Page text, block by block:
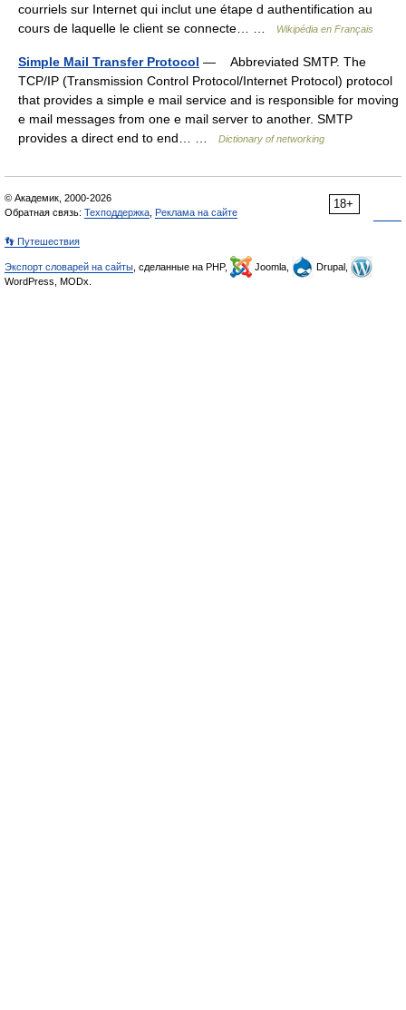
courriels sur Internet qui inclut une étape d authentification au
cours de laquelle le client se connecte… …
Wikipédia en Français
Simple Mail Transfer Protocol — Abbreviated SMTP. The
TCP/IP (Transmission Control Protocol/Internet Protocol) protocol
that provides a simple e mail service and is responsible for moving
e mail messages from one e mail server to another. SMTP
provides a direct end to end… …
Dictionary of networking
18+
© Академик, 2000-2026
Обратная связь: Техподдержка Реклама на сайте
👣 Путешествия
Экспорт словарей на сайты , сделанные на PHP, Joomla,
Drupal,
WordPress, MODx.